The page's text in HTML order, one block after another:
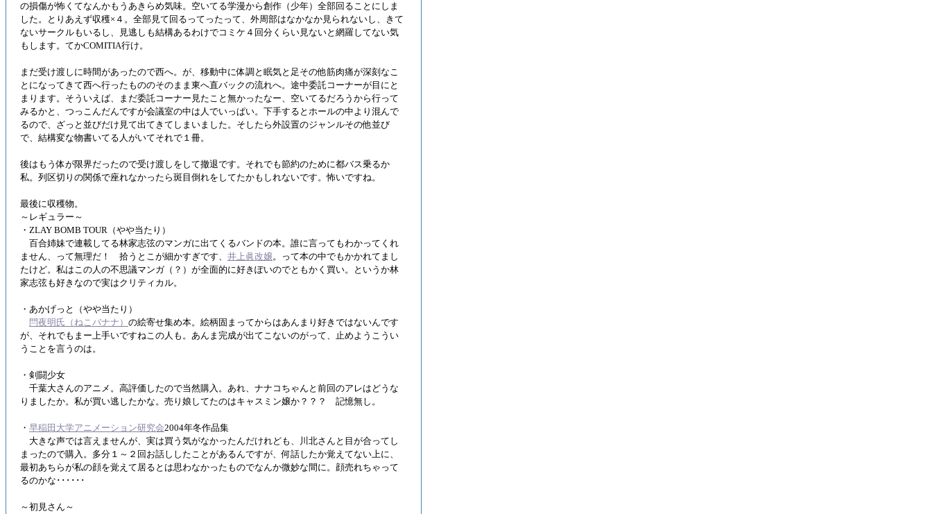
の損傷が怖くてなんかもうあきらめ気味。空いてる学漫から創作（少年）全部回ることにしま
した。とりあえず収穫×４。全部見て回るってったって、外周部はなかなか見られないし、きて
ないサークルもいるし、見逃しも結構あるわけでコミケ４回分くらい見ないと網羅してない気
もします。てかCOMITIA行け。
まだ受け渡しに時間があったので西へ。が、移動中に体調と眠気と足その他筋肉痛が深刻なこ
とになってきて西へ行ったもののそのまま東へ直バックの流れへ。途中委託コーナーが目にと
まります。そういえば、まだ委託コーナー見たこと無かったなー、空いてるだろうから行って
みるかと、つっこんだんですが会議室の中は人でいっぱい。下手するとホールの中より混んで
るので、ざっと並びだけ見て出てきてしまいました。そしたら外設置のジャンルその他並び
で、結構変な物書いてる人がいてそれで１冊。
後はもう体が限界だったので受け渡しをして撤退です。それでも節約のために都バス乗るか
私。列区切りの関係で座れなかったら斑目倒れをしてたかもしれないです。怖いですね。
最後に収穫物。
～レギュラー～
・ZLAY BOMB TOUR（やや当たり）
百合姉妹で連載してる林家志弦のマンガに出てくるバンドの本。誰に言ってもわかってくれ
ません、って無理だ！ 拾うとこが細かすぎです、 井上眞改嬢。って本の中でもかかれてまし
たけど。私はこの人の不思議マンガ（？）が全面的に好きぽいのでともかく買い。というか林
家志弦も好きなので実はクリティカル。
・あかげっと（やや当たり）
閂夜明氏（ねこバナナ） の絵寄せ集め本。絵柄固まってからはあんまり好きではないんです
が、それでもまー上手いですねこの人も。あんま完成が出てこないのがって、止めようこうい
うことを言うのは。
・剣闘少女
千葉大さんのアニメ。高評価したので当然購入。あれ、ナナコちゃんと前回のアレはどうな
りましたか。私が買い逃したかな。売り娘してたのはキャスミン嬢か？？？ 記憶無し。
・ 早稲田大学アニメーション研究会2004年冬作品集
大きな声では言えませんが、実は買う気がなかったんだけれども、川北さんと目が合ってし
まったので購入。多分１～２回お話ししたことがあるんですが、何話したか覚えてない上に、
最初あちらが私の顔を覚えて居るとは思わなかったものでなんか微妙な間に。顔売れちゃって
るのかな･･････
～初見さん～